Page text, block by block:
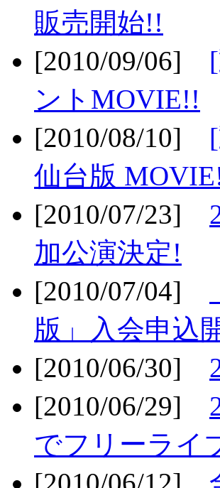
販売開始!!
[2010/09/06]
ントMOVIE!!
[2010/08/10]
仙台版
[2010/07/23]
加公演決定!
[2010/07/04]
版」入会申込
[2010/06/30]
[2010/06/29]
でフリーライ